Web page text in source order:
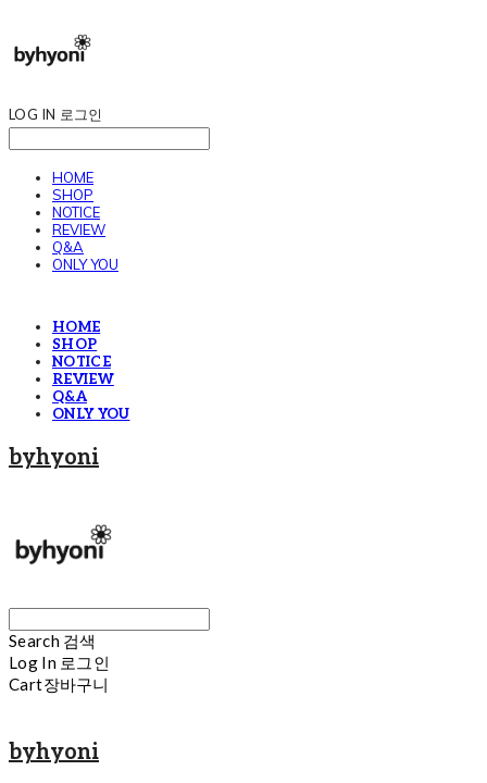
LOG IN 로그인
HOME
SHOP
NOTICE
REVIEW
Q&A
ONLY YOU
HOME
SHOP
NOTICE
REVIEW
Q&A
ONLY YOU
byhyoni
Search 검색
Log In 로그인
Cart장바구니
byhyoni